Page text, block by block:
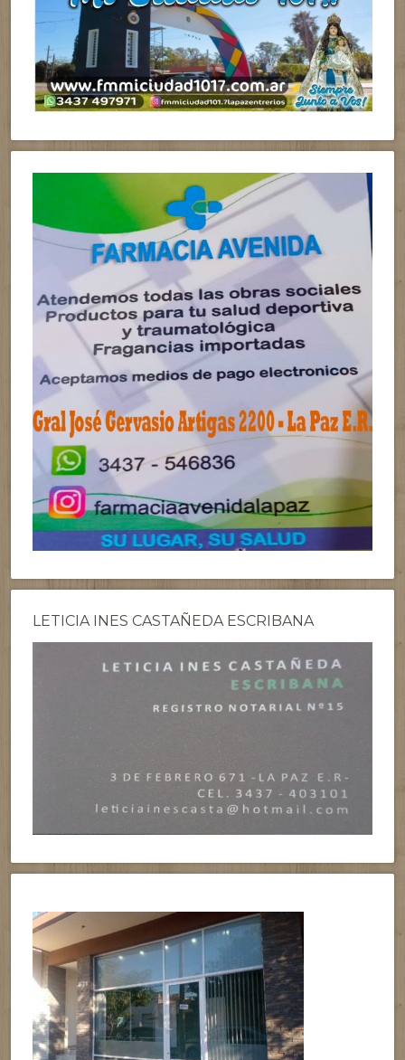
LETICIA INES CASTAÑEDA ESCRIBANA